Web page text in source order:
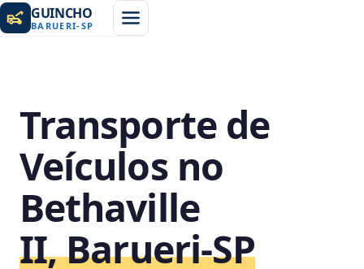
GUINCHO
BARUERI-SP
Transporte de
Veículos no
Bethaville
II, Barueri‑SP